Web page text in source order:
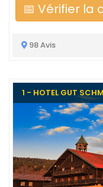
📅 Vérifier la
98 Avis
1 - HOTEL GUT